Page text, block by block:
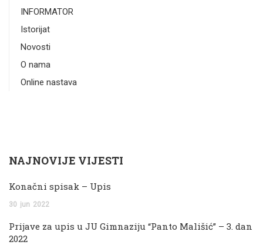
INFORMATOR
Istorijat
Novosti
O nama
Online nastava
NAJNOVIJE VIJESTI
Konačni spisak – Upis
30 jun 2022
Prijave za upis u JU Gimnaziju “Panto Mališić” – 3. dan
2022